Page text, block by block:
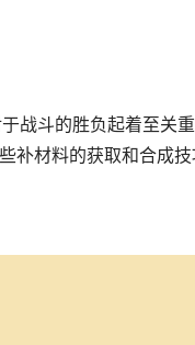
战斗的胜负起着至关
补材料的获取和合成